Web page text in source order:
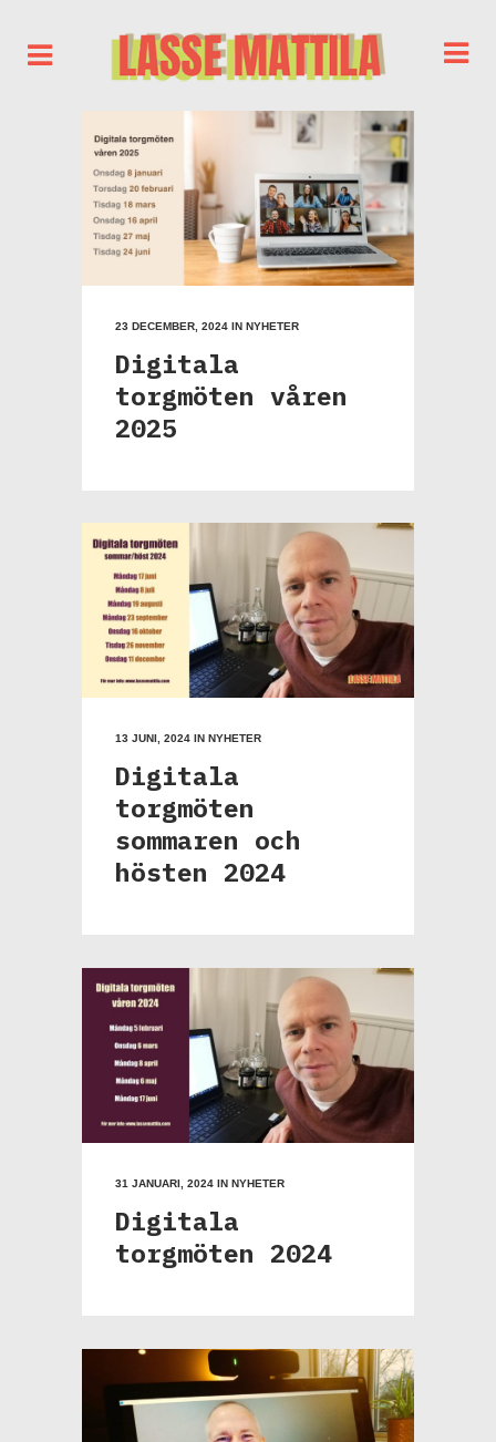
23 DECEMBER, 2024 IN NYHETER
Digitala
torgmöten våren
2025
13 JUNI, 2024 IN NYHETER
Digitala
torgmöten
sommaren och
hösten 2024
31 JANUARI, 2024 IN NYHETER
Digitala
torgmöten 2024